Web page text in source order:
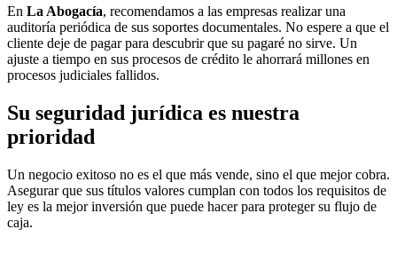
En La Abogacía, recomendamos a las empresas realizar una
auditoría periódica de sus soportes documentales. No espere a que el
cliente deje de pagar para descubrir que su pagaré no sirve. Un
ajuste a tiempo en sus procesos de crédito le ahorrará millones en
procesos judiciales fallidos.
Su seguridad jurídica es nuestra
prioridad
Un negocio exitoso no es el que más vende, sino el que mejor cobra.
Asegurar que sus títulos valores cumplan con todos los requisitos de
ley es la mejor inversión que puede hacer para proteger su flujo de
caja.